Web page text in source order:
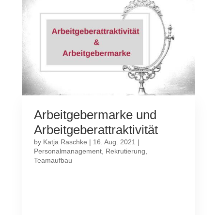
Arbeitgebermarke und
Arbeitgeberattraktivität
by Katja Raschke | 16. Aug. 2021 |
Personalmanagement, Rekrutierung
Teamaufbau